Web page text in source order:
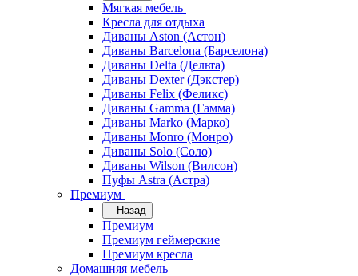
Мягкая мебель
Кресла для отдыха
Диваны Aston (Астон)
Диваны Barcelona (Барселона)
Диваны Delta (Дельта)
Диваны Dexter (Дэкстер)
Диваны Felix (Феликс)
Диваны Gamma (Гамма)
Диваны Marko (Марко)
Диваны Monro (Монро)
Диваны Solo (Соло)
Диваны Wilson (Вилсон)
Пуфы Astra (Астра)
Премиум
Назад
Премиум
Премиум геймерские
Премиум кресла
Домашняя мебель